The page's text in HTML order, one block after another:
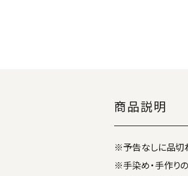
商品説明
※予告なしに品切
※手染め・手作り